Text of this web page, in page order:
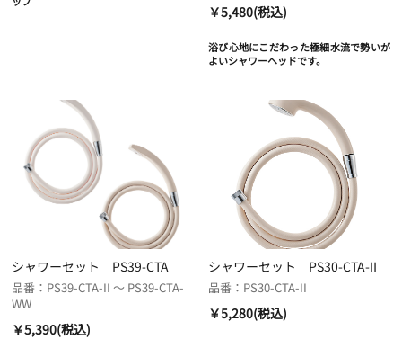
￥5,480(税込)
浴び心地にこだわった極細水流で勢いが
よいシャワーヘッドです。
シャワーセット PS39-CTA
品番：PS39-CTA-II ～ PS39-CTA-
WW
￥5,390(税込)
シャワーセット PS30-CTA-II
品番：PS30-CTA-II
￥5,280(税込)